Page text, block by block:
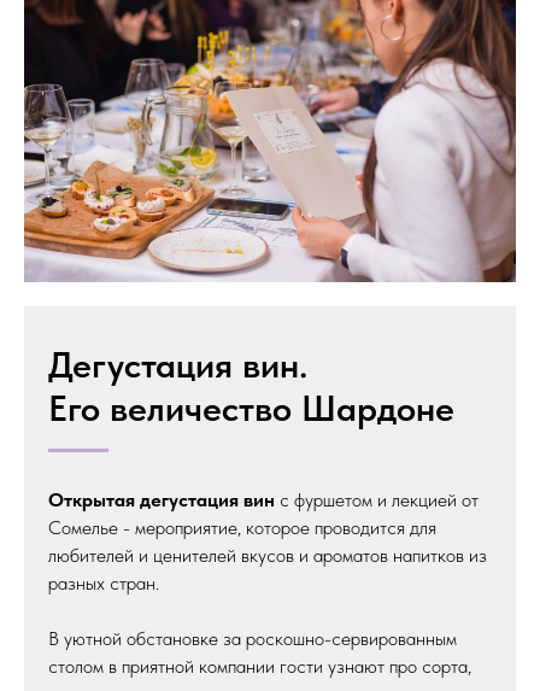
Дегустация вин.
Его величество Шардоне
Открытая дегустация вин с фуршетом и лекцией от
Сомелье - мероприятие, которое проводится для
любителей и ценителей вкусов и ароматов напитков из
разных стран.
В уютной обстановке за роскошно-сервированным
столом в приятной компании гости узнают про сорта,